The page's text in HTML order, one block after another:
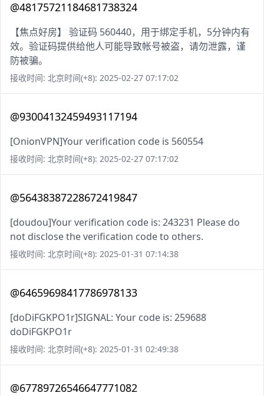
@48175721184681738324
【焦点好房】 验证码 560440，用于绑定手机，5分钟内有
效。验证码提供给他人可能导致帐号被盗，请勿泄露，谨
防被骗。
接收时间: 北京时间(+8): 2025-02-27 07:17:02
@93004132459493117194
[OnionVPN]Your verification code is 560554
接收时间: 北京时间(+8): 2025-02-27 07:17:02
@56438387228672419847
[doudou]Your verification code is: 243231 Please do
not disclose the verification code to others.
接收时间: 北京时间(+8): 2025-01-31 07:14:38
@64659698417786978133
[doDiFGKPO1r]SIGNAL: Your code is: 259688
doDiFGKPO1r
接收时间: 北京时间(+8): 2025-01-31 02:49:38
@67789726546647771082